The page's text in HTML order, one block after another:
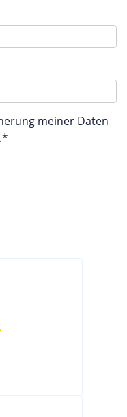
meiner Daten